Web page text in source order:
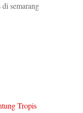
semarang
Tropis